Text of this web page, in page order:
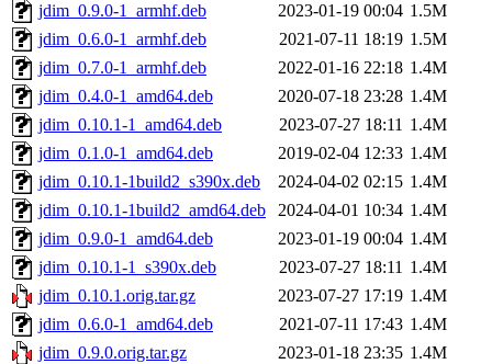
jdim_0.9.0-1_armhf.deb
2023-01-19 00:04 1.5M
jdim_0.6.0-1_armhf.deb
2021-07-11 18:19 1.5M
jdim_0.7.0-1_armhf.deb
2022-01-16 22:18 1.4M
jdim_0.4.0-1_amd64.deb
2020-07-18 23:28 1.4M
jdim_0.10.1-1_amd64.deb
2023-07-27 18:11 1.4M
jdim_0.1.0-1_amd64.deb
2019-02-04 12:33 1.4M
jdim_0.10.1-1build2_s390x.deb
2024-04-02 02:15 1.4M
jdim_0.10.1-1build2_amd64.deb
2024-04-01 10:34 1.4M
jdim_0.9.0-1_amd64.deb
2023-01-19 00:04 1.4M
jdim_0.10.1-1_s390x.deb
2023-07-27 18:11 1.4M
jdim_0.10.1.orig.tar.gz
2023-07-27 17:19 1.4M
jdim_0.6.0-1_amd64.deb
2021-07-11 17:43 1.4M
jdim_0.9.0.orig.tar.gz
2023-01-18 23:35 1.4M